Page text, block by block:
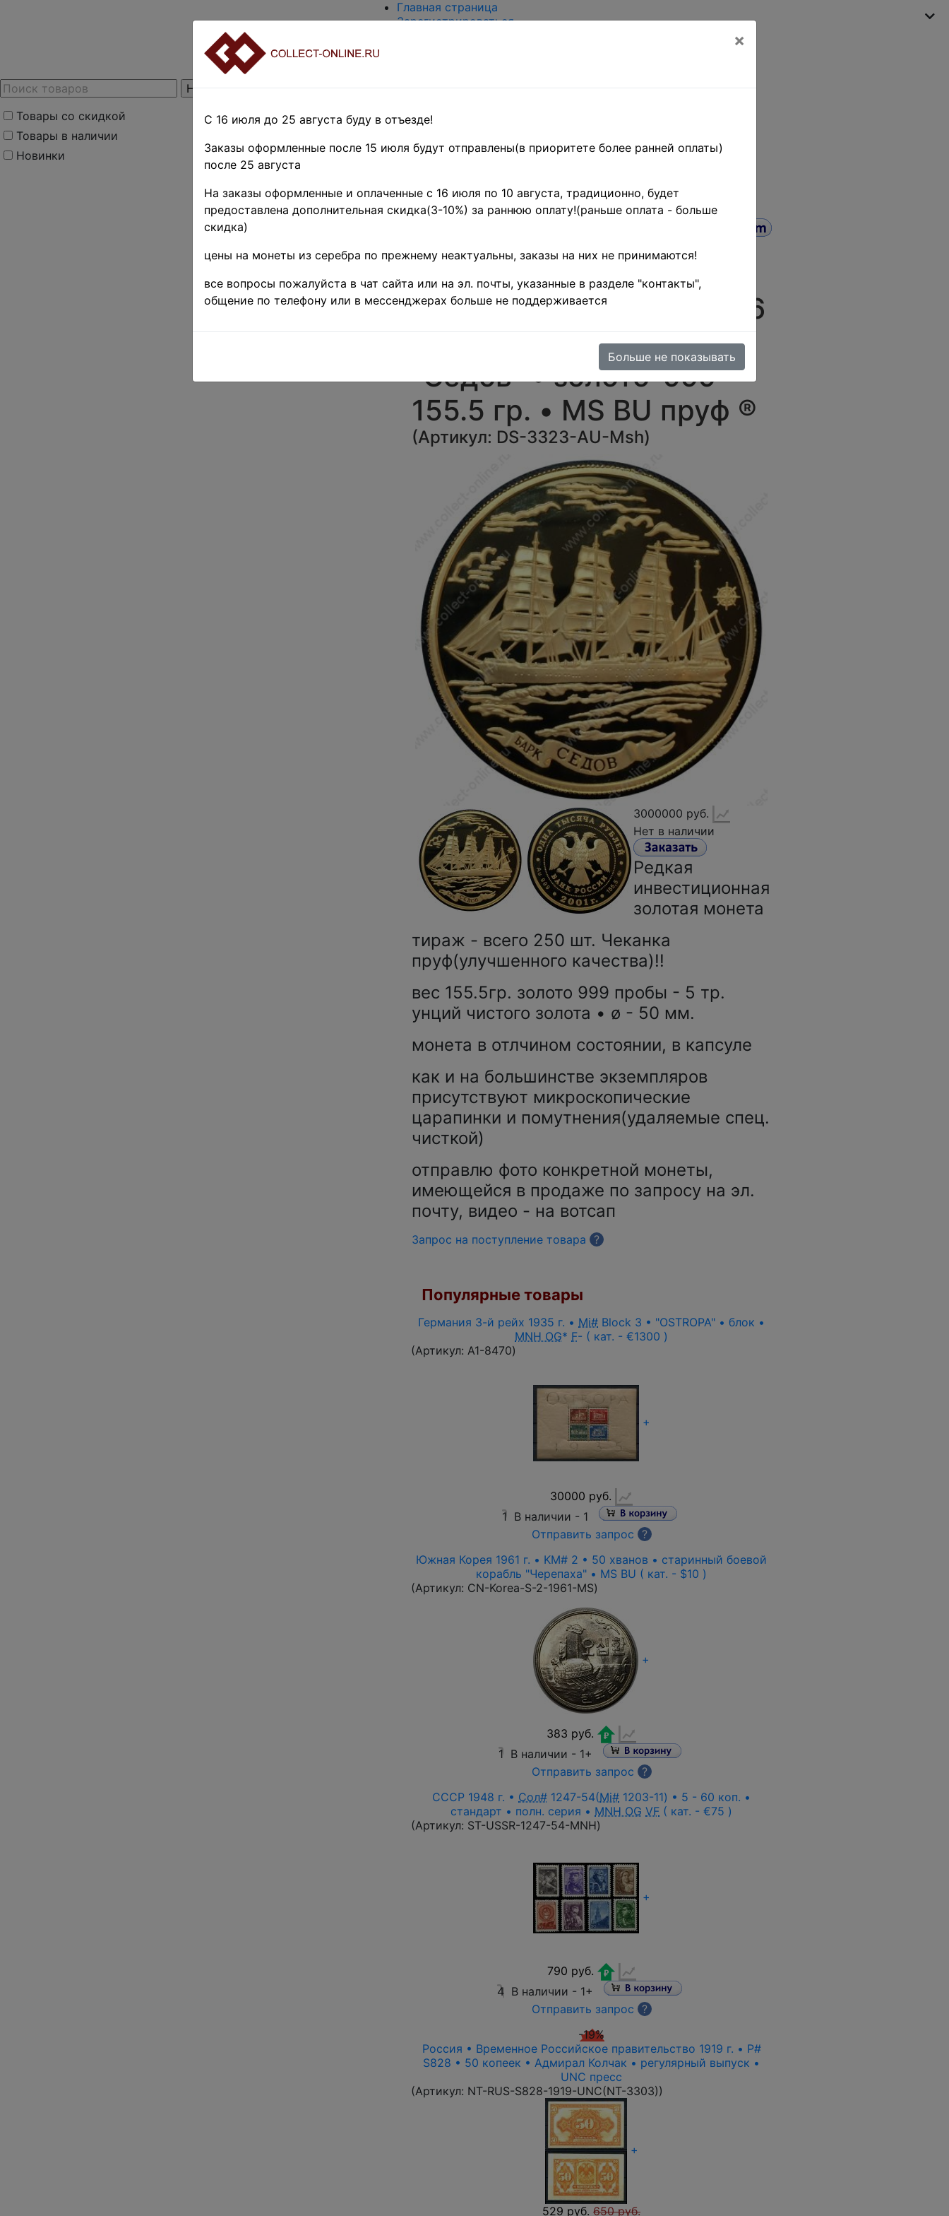
Товары со скидкой
Товары в наличии
Новинки
Главная страница
Зарегистрироваться
Оценка и покупка
Поиск по магазину
Главная
Нумизматика
»Монеты»
1991 г.- н.д.»
R
Россия 2001 г. • KM# 796
• 1000 руб. • Барк
"Седов" • золото-999 -
155.5 гр. • MS BU пруф ®
(Артикул: DS-3323-AU-Msh)
3000000 руб.
Нет в наличии
Редкая
инвестиционная
золотая монета
тираж - всего 250 шт. Чеканка
пруф(улучшенного качества)!!
вес 155.5гр. золото 999 пробы - 5 тр.
унций чистого золота • ø - 50 мм.
монета в отлчином состоянии, в капсуле
как и на большинстве экземпляров
присутствуют микроскопические
царапинки и помутнения(удаляемые спец.
чисткой)
отправлю фото конкретной монеты,
имеющейся в продаже по запросу на эл.
почту, видео - на вотсап
Запрос на поступление товара ?
Популярные товары
Германия 3-й рейх 1935 г. • Mi# Block 3 • "OSTROPA" • блок •
MNH OG* F- ( кат. - €1300 )
(Артикул: A1-8470)
+
30000 руб.
1 В наличии - 1
Отправить запрос
?
Южная Корея 1961 г. • KM# 2 • 50 хванов • старинный боевой
корабль "Черепаха" • MS BU ( кат. - $10 )
(Артикул: CN-Korea-S-2-1961-MS)
+
383 руб.
1 В наличии - 1+
Отправить запрос
?
СССР 1948 г. • Сол# 1247-54(Mi# 1203-11) • 5 - 60 коп. •
стандарт • полн. серия • MNH OG VF ( кат. - €75 )
(Артикул: ST-USSR-1247-54-MNH)
+
790 руб.
4 В наличии - 1+
Отправить запрос
?
-19%
Россия • Временное Российское правительство 1919 г. • P#
S828 • 50 копеек • Адмирал Колчак • регулярный выпуск •
UNC пресс
(Артикул: NT-RUS-S828-1919-UNC(NT-3303))
+
529 руб. 650 руб.
×
С 16 июля до 25 августа буду в отъезде!
Заказы оформленные после 15 июля будут отправлены(в приоритете более ранней оплаты)
после 25 августа
На заказы оформленные и оплаченные с 16 июля по 10 августа, традиционно, будет
предоставлена дополнительная скидка(3-10%) за раннюю оплату!(раньше оплата - больше
скидка)
цены на монеты из серебра по прежнему неактуальны, заказы на них не принимаются!
все вопросы пожалуйста в чат сайта или на эл. почты, указанные в разделе "контакты",
общение по телефону или в мессенджерах больше не поддерживается
Больше не показывать